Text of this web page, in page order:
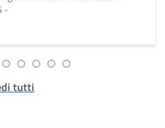
-
tutti